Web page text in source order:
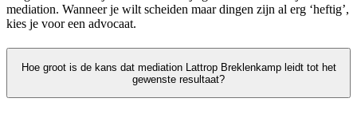
mediation. Wanneer je wilt scheiden maar dingen zijn al erg ‘heftig’,
kies je voor een advocaat.
Hoe groot is de kans dat mediation Lattrop Breklenkamp leidt tot het
gewenste resultaat?